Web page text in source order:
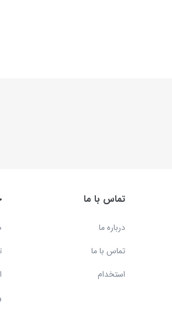
تماس با ما
درباره ما
تماس با ما
استخدام